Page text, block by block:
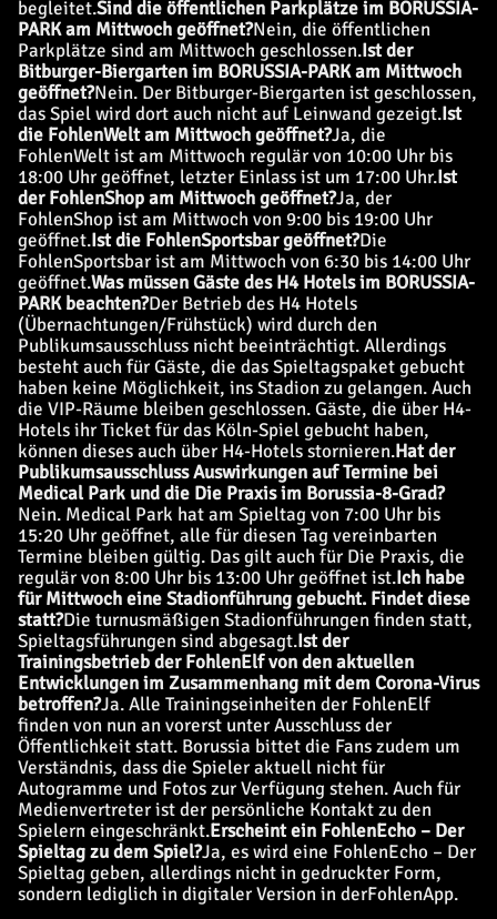
begleitet.Sind die öffentlichen Parkplätze im BORUSSIA-
PARK am Mittwoch geöffnet?Nein, die öffentlichen
Parkplätze sind am Mittwoch geschlossen.Ist der
Bitburger-Biergarten im BORUSSIA-PARK am Mittwoch
geöffnet?Nein. Der Bitburger-Biergarten ist geschlossen,
das Spiel wird dort auch nicht auf Leinwand gezeigt.Ist
die FohlenWelt am Mittwoch geöffnet?Ja, die
FohlenWelt ist am Mittwoch regulär von 10:00 Uhr bis
18:00 Uhr geöffnet, letzter Einlass ist um 17:00 Uhr.Ist
der FohlenShop am Mittwoch geöffnet?Ja, der
FohlenShop ist am Mittwoch von 9:00 bis 19:00 Uhr
geöffnet.Ist die FohlenSportsbar geöffnet?Die
FohlenSportsbar ist am Mittwoch von 6:30 bis 14:00 Uhr
geöffnet.Was müssen Gäste des H4 Hotels im BORUSSIA-
PARK beachten?Der Betrieb des H4 Hotels
(Übernachtungen/Frühstück) wird durch den
Publikumsausschluss nicht beeinträchtigt. Allerdings
besteht auch für Gäste, die das Spieltagspaket gebucht
haben keine Möglichkeit, ins Stadion zu gelangen. Auch
die VIP-Räume bleiben geschlossen. Gäste, die über H4-
Hotels ihr Ticket für das Köln-Spiel gebucht haben,
können dieses auch über H4-Hotels stornieren.Hat der
Publikumsausschluss Auswirkungen auf Termine bei
Medical Park und die Die Praxis im Borussia-8-Grad?
Nein. Medical Park hat am Spieltag von 7:00 Uhr bis
15:20 Uhr geöffnet, alle für diesen Tag vereinbarten
Termine bleiben gültig. Das gilt auch für Die Praxis, die
regulär von 8:00 Uhr bis 13:00 Uhr geöffnet ist.Ich habe
für Mittwoch eine Stadionführung gebucht. Findet diese
statt?Die turnusmäßigen Stadionführungen finden statt,
Spieltagsführungen sind abgesagt.Ist der
Trainingsbetrieb der FohlenElf von den aktuellen
Entwicklungen im Zusammenhang mit dem Corona-Virus
betroffen?Ja. Alle Trainingseinheiten der FohlenElf
finden von nun an vorerst unter Ausschluss der
Öffentlichkeit statt. Borussia bittet die Fans zudem um
Verständnis, dass die Spieler aktuell nicht für
Autogramme und Fotos zur Verfügung stehen. Auch für
Medienvertreter ist der persönliche Kontakt zu den
Spielern eingeschränkt.Erscheint ein FohlenEcho – Der
Spieltag zu dem Spiel?Ja, es wird eine FohlenEcho – Der
Spieltag geben, allerdings nicht in gedruckter Form,
sondern lediglich in digitaler Version in derFohlenApp.